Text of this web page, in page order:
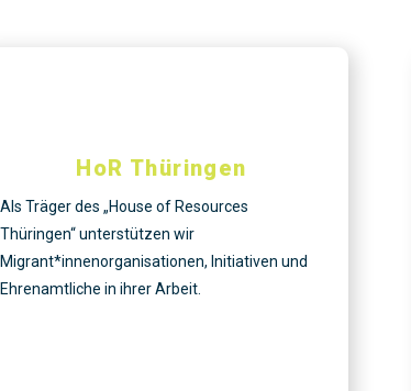
HoR Thüringen
Als Träger des „House of Resources
Thüringen“ unterstützen wir
Migrant*innenorganisationen, Initiativen und
Ehrenamtliche in ihrer Arbeit.